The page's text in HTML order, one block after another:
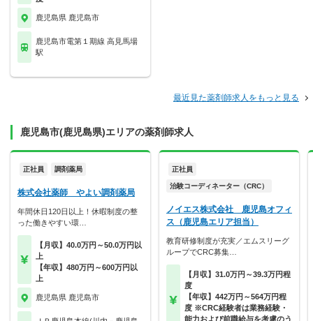
鹿児島県 鹿児島市
鹿児島市電第１期線 高見馬場
駅
最近見た薬剤師求人をもっと見る
鹿児島市(鹿児島県)エリアの薬剤師求人
正社員 調剤薬局
株式会社薬師 やよい調剤薬局
年間休日120日以上！休暇制度の整
った働きやすい環…
【月収】40.0万円～50.0万円以
上
【年収】480万円～600万円以
上
鹿児島県 鹿児島市
正社員
治験コーディネーター（CRC）
ノイエス株式会社 鹿児島オフィ
ス（鹿児島エリア担当）
教育研修制度が充実／エムスリーグ
ループでCRC募集…
【月収】31.0万円～39.3万円程
度
【年収】442万円～564万円程
度 ※CRC経験者は業務経験・
能力および前職給与を考慮のう